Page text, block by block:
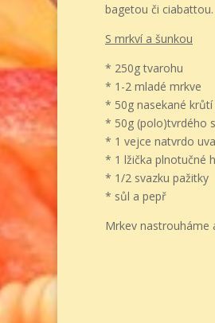
bagetou či ciabattou.
S mrkví a šunkou
* 250g tvarohu
* 1-2 mladé mrkve
* 50g nasekané krůtí
* 50g (polo)tvrdého
* 1 vejce natvrdo
* 1 lžička plnotučné
* 1/2 svazku pažitky
* sůl a pepř
Mrkev nastrouháme